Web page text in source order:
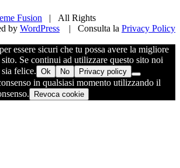
Fusion | All Rights
by WordPress | Consulta la Privacy Policy
essere sicuri che tu possa avere la migliore
Se continui ad utilizzare questo sito noi
felice. Ok No Privacy policy
in qualsiasi momento utilizzando il
Revoca cookie